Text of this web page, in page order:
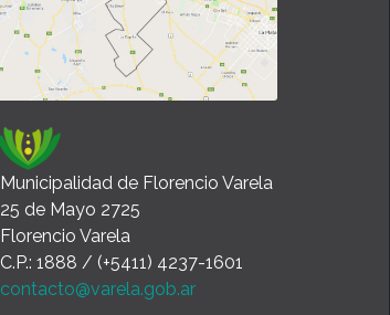
Municipalidad de Florencio Varela
25 de Mayo 2725
Florencio Varela
C.P.: 1888 / (+5411) 4237-1601
contacto@varela.gob.ar